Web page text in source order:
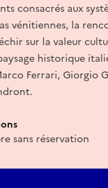
consacrés aux
vénitiennes, la
sur la valeur
historique
Ferrari, Giorgio
sans réservation